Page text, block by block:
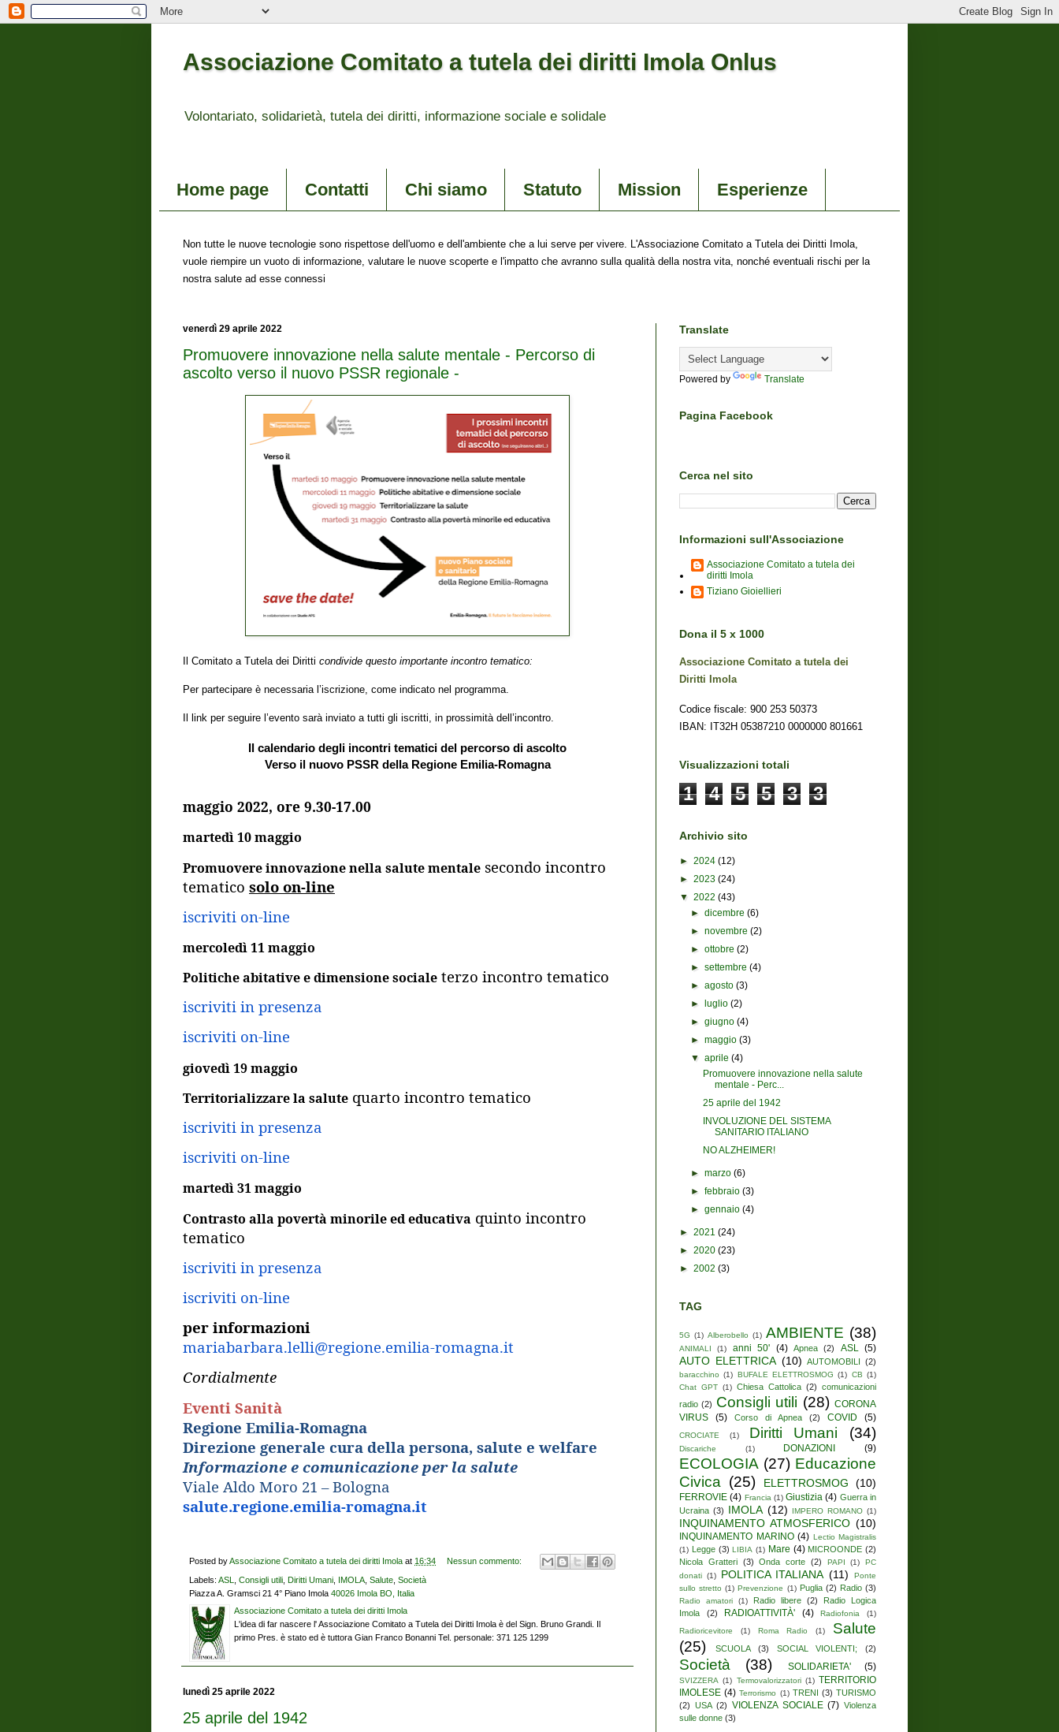
Associazione Comitato a tutela dei diritti Imola Onlus
Volontariato, solidarietà, tutela dei diritti, informazione sociale e solidale
Home page Contatti Chi siamo Statuto Mission Esperienze
Non tutte le nuove tecnologie sono rispettose dell'uomo e dell'ambiente che a lui serve per vivere. L'Associazione Comitato a Tutela dei Diritti Imola,
vuole riempire un vuoto di informazione, valutare le nuove scoperte e l'impatto che avranno sulla qualità della nostra vita, nonché eventuali rischi per la
nostra salute ad esse connessi
venerdì 29 aprile 2022
Promuovere innovazione nella salute mentale - Percorso di
ascolto verso il nuovo PSSR regionale -
Il Comitato a Tutela dei Diritti condivide questo importante incontro tematico:
Per partecipare è necessaria l’iscrizione, come indicato nel programma.
Il link per seguire l’evento sarà inviato a tutti gli iscritti, in prossimità dell’incontro.
Il calendario degli incontri tematici del percorso di ascolto
Verso il nuovo PSSR della Regione Emilia-Romagna
maggio 2022, ore 9.30-17.00
martedì 10 maggio
Promuovere innovazione nella salute mentale secondo incontro
tematico solo on-line
iscriviti on-line
mercoledì 11 maggio
Politiche abitative e dimensione sociale terzo incontro tematico
iscriviti in presenza
iscriviti on-line
giovedì 19 maggio
Territorializzare la salute quarto incontro tematico
iscriviti in presenza
iscriviti on-line
martedì 31 maggio
Contrasto alla povertà minorile ed educativa quinto incontro
tematico
iscriviti in presenza
iscriviti on-line
per informazioni
mariabarbara.lelli@regione.emilia-romagna.it
Cordialmente
Eventi Sanità
Regione Emilia-Romagna
Direzione generale cura della persona, salute e welfare
Informazione e comunicazione per la salute
Viale Aldo Moro 21 – Bologna
salute.regione.emilia-romagna.it
Posted byAssociazione Comitato a tutela dei diritti Imola at 16:34 Nessun commento:
Labels: ASL Consigli utili Diritti Umani IMOLA Salute Società
Piazza A. Gramsci 21 4° Piano Imola 40026 Imola BO, Italia
Associazione Comitato a tutela dei diritti Imola
L'idea di far nascere l' Associazione Comitato a Tutela dei Diritti Imola è del Sign. Bruno Grandi. Il
primo Pres. è stato ed è tuttora Gian Franco Bonanni Tel. personale: 371 125 1299
lunedì 25 aprile 2022
25 aprile del 1942
Translate
Powered by Translate
Pagina Facebook
Cerca nel sito
Informazioni sull'Associazione
Associazione Comitato a tutela dei
diritti Imola
Tiziano Gioiellieri
Dona il 5 x 1000
Associazione Comitato a tutela dei
Diritti Imola
Codice fiscale: 900 253 50373
IBAN: IT32H 05387210 0000000 801661
Visualizzazioni totali
1 4 5 5 3 3
Archivio sito
► 2024 (12)
► 2023 (24)
▼ 2022 (43)
►dicembre(6)
►novembre(2)
►ottobre(2)
►settembre(4)
►agosto(3)
►luglio(2)
►giugno(4)
►maggio(3)
▼aprile(4)
Promuovere innovazione nella salute
mentale - Perc...
25 aprile del 1942
INVOLUZIONE DEL SISTEMA
SANITARIO ITALIANO
NO ALZHEIMER!
►marzo(6)
►febbraio(3)
►gennaio(4)
► 2021 (24)
► 2020 (23)
► 2002 (3)
TAG
5G (1) Alberobello (1) AMBIENTE (38)
ANIMALI (1) anni 50' (4) Apnea (2) ASL (5)
AUTO ELETTRICA (10) AUTOMOBILI (2)
baracchino (1) BUFALE ELETTROSMOG (1) CB (1)
Chat GPT (1) Chiesa Cattolica (2) comunicazioni
radio (2) Consigli utili (28) CORONA
VIRUS
(5) Corso di Apnea (2) COVID (5)
CROCIATE (1) Diritti Umani (34)
Discariche (1) DONAZIONI (9)
ECOLOGIA (27) Educazione
Civica (25) ELETTROSMOG (10)
FERROVIE (4) Francia (1) Giustizia (4) Guerra in
Ucraina (3) IMOLA (12) IMPERO ROMANO (1)
INQUINAMENTO ATMOSFERICO (10)
INQUINAMENTO MARINO (4) Lectio Magistralis
(1) Legge (3) LIBIA (1) Mare (4) MICROONDE (2)
Nicola Gratteri
(3) Onda corte (2) PAPI (1)
PC
donati (1) POLITICA ITALIANA (11)
Ponte
sullo stretto (1) Prevenzione (1) Puglia (2) Radio (3)
Radio amatori (1) Radio libere (2)
Radio Logica
Imola
(2) RADIOATTIVITÀ' (4) Radiofonia
(1)
Radioricevitore
(1) Roma Radio (1)
Salute
(25)
SCUOLA (3) SOCIAL VIOLENTI; (2)
Società (38) SOLIDARIETA' (5)
SVIZZERA (1) Termovalorizzatori (1) TERRITORIO
IMOLESE (4) Terrorismo (1) TRENI (3) TURISMO
(2) USA (2) VIOLENZA SOCIALE (7) Violenza
sulle donne (3)